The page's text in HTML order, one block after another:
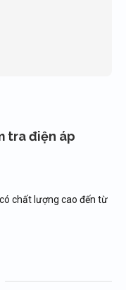
tra điện áp
chất lượng cao đến từ